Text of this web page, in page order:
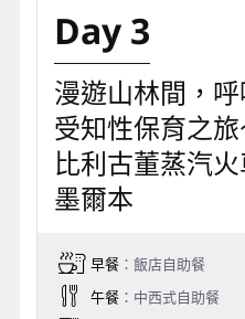
Day 3
漫遊山林間，
受知性保育之
比利古董蒸汽
墨爾本
早餐：飯店自助餐
午餐：中西式自助餐